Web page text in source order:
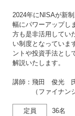
2024年にNISAが新
幅にパワーアップし
方も是非活用してい
い制度となっていま
ントや投資手法とし
解説いたします。
講師：飛田 俊光
（ファイナンシ
定員 36名